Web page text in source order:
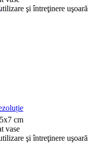
şi întreţinere uşoară
cm
vase
şi întreţinere uşoară